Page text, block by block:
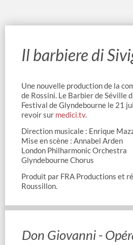
Il barbiere di
Une nouvelle production de la
de Rossini. Le Barbier de Séville
Festival de Glyndebourne le 21
revoir sur medici.tv.
Direction musicale : Enrique
Mise en scène : Annabel Arden
London Philharmonic Orchestra
Glyndebourne Chorus
Produit par FRA Productions et
Roussillon.
Don Giovanni -